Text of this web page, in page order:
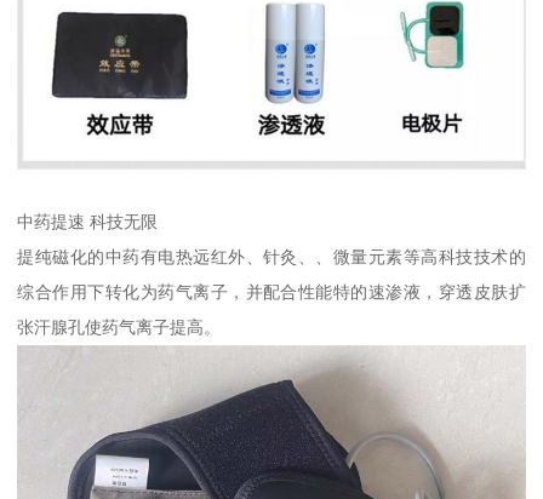
中药提速 科技无限
提纯磁化的中药有电热远红外、针灸、、微量元素等高科技技术的
综合作用下转化为药气离子，并配合性能特的速渗液，穿透皮肤扩
张汗腺孔使药气离子提高。